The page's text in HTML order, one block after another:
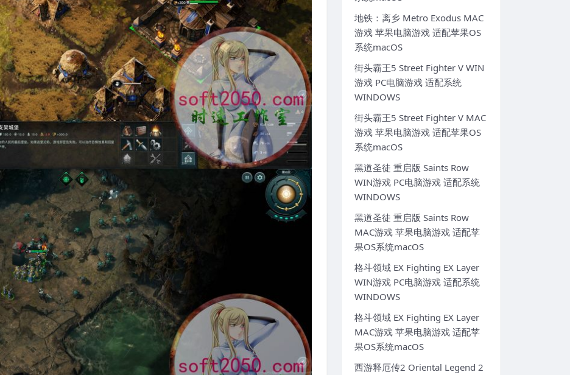
地铁：离乡 Metro Exodus MAC
游戏 苹果电脑游戏 适配苹果OS
系统macOS
街头霸王5 Street Fighter V WIN
游戏 PC电脑游戏 适配系统
WINDOWS
街头霸王5 Street Fighter V MAC
游戏 苹果电脑游戏 适配苹果OS
系统macOS
黑道圣徒 重启版 Saints Row
WIN游戏 PC电脑游戏 适配系统
WINDOWS
黑道圣徒 重启版 Saints Row
MAC游戏 苹果电脑游戏 适配苹
果OS系统macOS
格斗领域 EX Fighting EX Layer
WIN游戏 PC电脑游戏 适配系统
WINDOWS
格斗领域 EX Fighting EX Layer
MAC游戏 苹果电脑游戏 适配苹
果OS系统macOS
西游释厄传2 Oriental Legend 2